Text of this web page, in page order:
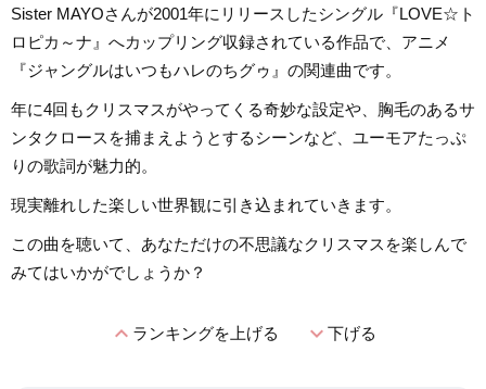
Sister MAYOさんが2001年にリリースしたシングル『LOVE☆ト
ロピカ～ナ』へカップリング収録されている作品で、アニメ
『ジャングルはいつもハレのちグゥ』の関連曲です。
年に4回もクリスマスがやってくる奇妙な設定や、胸毛のあるサ
ンタクロースを捕まえようとするシーンなど、ユーモアたっぷ
りの歌詞が魅力的。
現実離れした楽しい世界観に引き込まれていきます。
この曲を聴いて、あなただけの不思議なクリスマスを楽しんで
みてはいかがでしょうか？
expand_lessランキングを上げる expand_more下げる